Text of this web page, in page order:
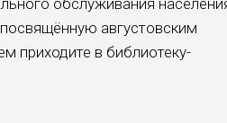
обслуживания
августовским
приходите в библиотеку-